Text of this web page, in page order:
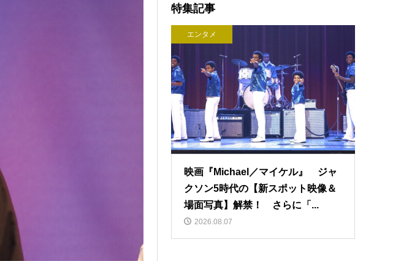
特集記事
エンタメ
映画『Michael／マイケル』 ジャ
クソン5時代の【新スポット映像＆
場面写真】解禁！ さらに「...
2026.08.07